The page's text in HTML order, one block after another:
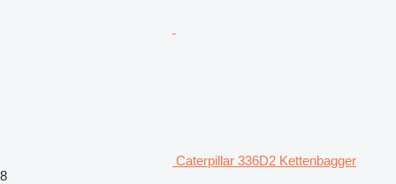
Caterpillar 336D2 Kettenbagger
8